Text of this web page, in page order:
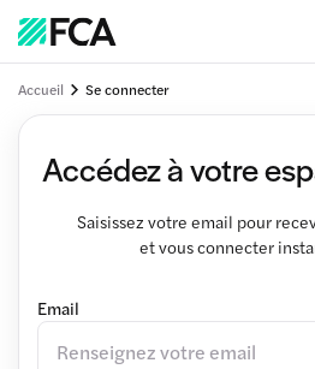
Accueil Se connecter
Accédez à votre
Saisissez votre email pour
et vous connecter
Email